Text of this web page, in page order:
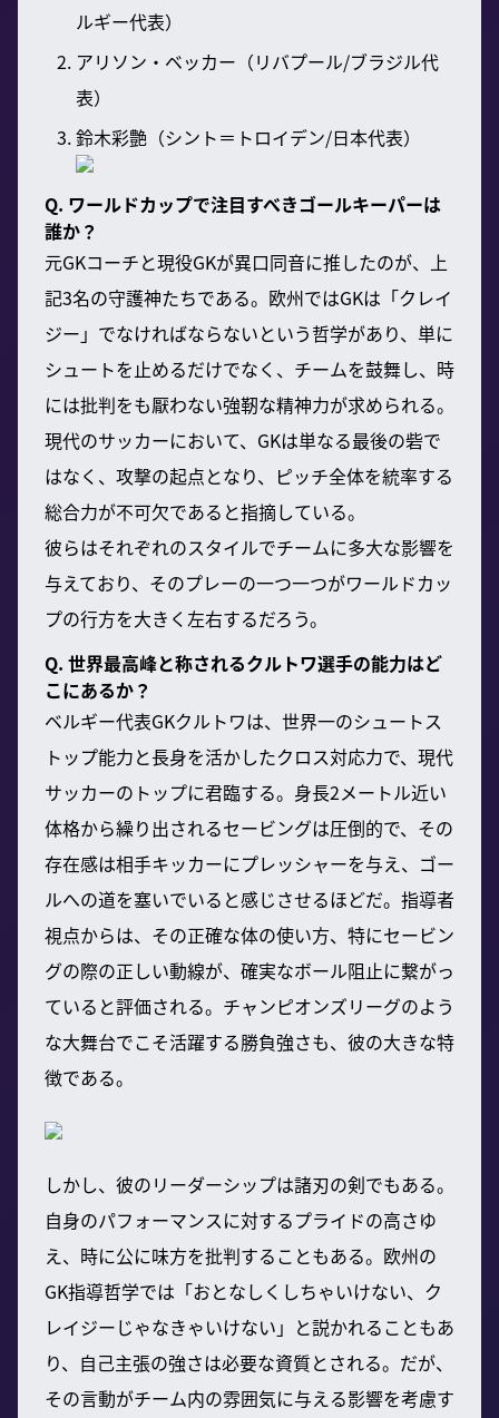
ルギー代表）
アリソン・ベッカー（リバプール/ブラジル代
表）
鈴木彩艶（シント＝トロイデン/日本代表）
Q. ワールドカップで注目すべきゴールキーパーは
誰か？
元GKコーチと現役GKが異口同音に推したのが、上
記3名の守護神たちである。欧州ではGKは「クレイ
ジー」でなければならないという哲学があり、単に
シュートを止めるだけでなく、チームを鼓舞し、時
には批判をも厭わない強靭な精神力が求められる。
現代のサッカーにおいて、GKは単なる最後の砦で
はなく、攻撃の起点となり、ピッチ全体を統率する
総合力が不可欠であると指摘している。
彼らはそれぞれのスタイルでチームに多大な影響を
与えており、そのプレーの一つ一つがワールドカッ
プの行方を大きく左右するだろう。
Q. 世界最高峰と称されるクルトワ選手の能力はど
こにあるか？
ベルギー代表GKクルトワは、世界一のシュートス
トップ能力と長身を活かしたクロス対応力で、現代
サッカーのトップに君臨する。身長2メートル近い
体格から繰り出されるセービングは圧倒的で、その
存在感は相手キッカーにプレッシャーを与え、ゴー
ルへの道を塞いでいると感じさせるほどだ。指導者
視点からは、その正確な体の使い方、特にセービン
グの際の正しい動線が、確実なボール阻止に繋がっ
ていると評価される。チャンピオンズリーグのよう
な大舞台でこそ活躍する勝負強さも、彼の大きな特
徴である。
しかし、彼のリーダーシップは諸刃の剣でもある。
自身のパフォーマンスに対するプライドの高さゆ
え、時に公に味方を批判することもある。欧州の
GK指導哲学では「おとなしくしちゃいけない、ク
レイジーじゃなきゃいけない」と説かれることもあ
り、自己主張の強さは必要な資質とされる。だが、
その言動がチーム内の雰囲気に与える影響を考慮す